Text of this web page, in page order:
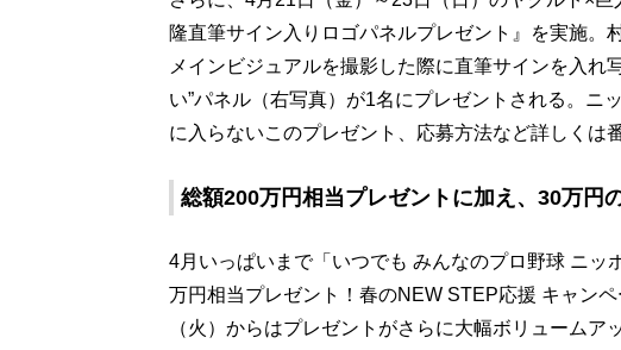
隆直筆サイン入りロゴパネルプレゼント』を実施。
メインビジュアルを撮影した際に直筆サインを入れ
い”パネル（右写真）が1名にプレゼントされる。ニ
に入らないこのプレゼント、応募方法など詳しくは
総額200万円相当プレゼントに加え、30万円
4月いっぱいまで「いつでも みんなのプロ野球 ニ
万円相当プレゼント！春のNEW STEP応援 キャン
（火）からはプレゼントがさらに大幅ボリューム